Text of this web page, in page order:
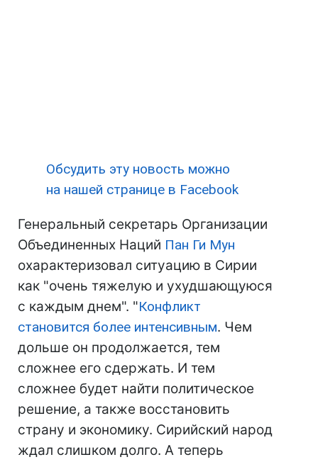
Обсудить эту новость можно
на нашей странице в Facebook
Генеральный секретарь Организации
Объединенных Наций Пан Ги Мун
охарактеризовал ситуацию в Сирии
как "очень тяжелую и ухудшающуюся
с каждым днем". "Конфликт
становится более интенсивным. Чем
дольше он продолжается, тем
сложнее его сдержать. И тем
сложнее будет найти политическое
решение, а также восстановить
страну и экономику. Сирийский народ
ждал слишком долго. А теперь